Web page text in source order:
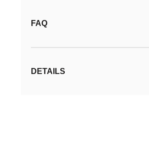
FAQ
DETAILS